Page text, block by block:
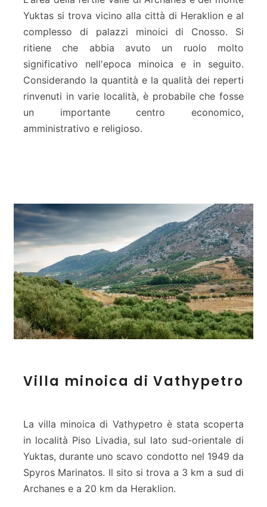
o
l
o
g
c
a
l
s
i
A
h
a
n
e
s
&
Y
u
a
Yuktas si trova vicino alla città di Heraklion e al
complesso di palazzi minoici di Cnosso. Si
ritiene che abbia avuto un ruolo molto
significativo nell'epoca minoica e in seguito.
Considerando la quantità e la qualità dei reperti
rinvenuti in varie località, è probabile che fosse
un importante centro economico,
amministrativo e religioso.
i
a
i
n
o
i
Villa minoica di Vathypetro
La villa minoica di Vathypetro è stata scoperta
in località Piso Livadia, sul lato sud-orientale di
Yuktas, durante uno scavo condotto nel 1949 da
Spyros Marinatos. Il sito si trova a 3 km a sud di
Archanes e a 20 km da Heraklion.